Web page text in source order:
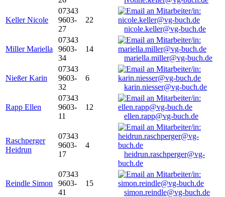
Keller Nicole
07343
9603-
27
22
nicole.keller@vg-buch.de
Miller Mariella
07343
9603-
34
14
mariella.miller@vg-buch.de
Nießer Karin
07343
9603-
32
6
karin.niesser@vg-buch.de
Rapp Ellen
07343
9603-
11
12
ellen.rapp@vg-buch.de
Raschperger
Heidrun
07343
9603-
17
4
heidrun.raschperger@vg-
buch.de
Reindle Simon
07343
9603-
41
15
simon.reindle@vg-buch.de